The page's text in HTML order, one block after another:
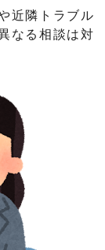
近隣トラブル
なる相談は対